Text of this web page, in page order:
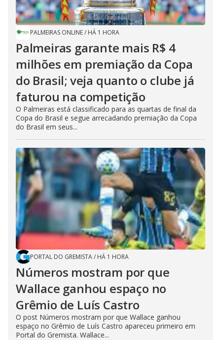
PALMEIRAS ONLINE/ HÁ 1 HORA
Palmeiras garante mais R$ 4
milhões em premiação da Copa
do Brasil; veja quanto o clube já
faturou na competição
O Palmeiras está classificado para as quartas de final da
Copa do Brasil e segue arrecadando premiação da Copa
do Brasil em seus...
PORTAL DO GREMISTA/ HÁ 1 HORA
Números mostram por que
Wallace ganhou espaço no
Grêmio de Luís Castro
O post Números mostram por que Wallace ganhou
espaço no Grêmio de Luís Castro apareceu primeiro em
Portal do Gremista. Wallace...